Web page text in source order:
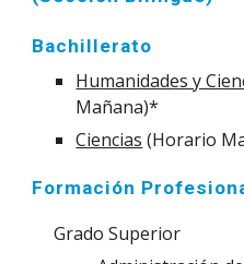
Bachillerato
Humanidades y
Mañana)*
Ciencias (Horario
Formación
Grado Superior